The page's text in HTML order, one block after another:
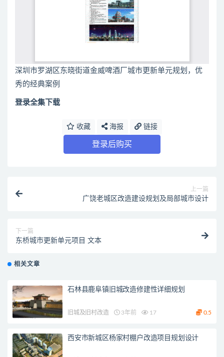
深圳市罗湖区东晓街道金威啤酒厂城市更新单元规划，优
秀的经典案例
登录全集下载
收藏 海报 链接
登录后购买
上一篇
广饶老城区改造建设规划及局部城市设计
下一篇
东桥城市更新单元项目 文本
相关文章
石林县鹿阜镇旧城改造修建性详细规划
旧城及旧村改造 3年前 17 0.5
西安市新城区杨家村棚户改造项目规划设计